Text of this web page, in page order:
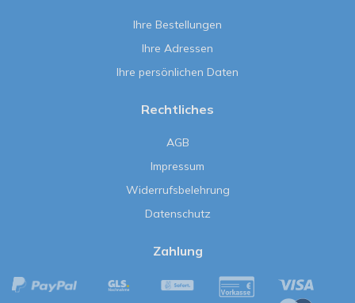
Ihre Bestellungen
Ihre Adressen
Ihre persönlichen Daten
Rechtliches
AGB
Impressum
Widerrufsbelehrung
Datenschutz
Zahlung